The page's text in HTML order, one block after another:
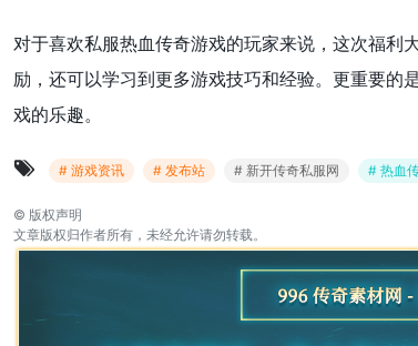
对于喜欢私服热血传奇游戏的玩家来说，这次福利
励，还可以学习到更多游戏技巧和经验。更重要的
戏的乐趣。
# 游戏资讯 # 发布站 # 新开传奇私服网 # 热血
© 版权声明
文章版权归作者所有，未经允许请勿转载。